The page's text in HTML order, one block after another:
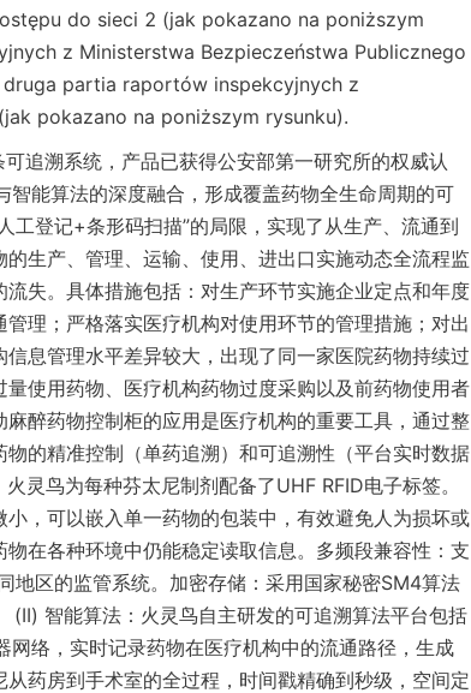
do sieci 2 (jak pokazano na poniższym
z Ministerstwa Bezpieczeństwa Publicznego
partia raportów inspekcyjnych z
pokazano na poniższym rysunku).
追溯系统，产品已获得公安部第一研究所的权威认
能算法的深度融合，形成覆盖药物全生命周期的可
工登记+条形码扫描”的局限，实现了从生产、流通到
生产、管理、运输、使用、进出口实施动态全流程监
失。具体措施包括：对生产环节实施企业定点和年度
理；严格落实医疗机构对使用环节的管理措施；对出
息管理水平差异较大，出现了同一家医院药物持续过
使用药物、医疗机构药物过度采购以及前药物使用者
醉药物控制柜的应用是医疗机构的重要工具，通过整
的精准控制（单药追溯）和可追溯性（平台实时数据
灵鸟为每种芬太尼制剂配备了UHF RFID电子标签。
，可以嵌入单一药物的包装中，有效避免人为损坏或
在各种环境中仍能稳定读取信息。多频段兼容性：支
区的监管系统。加密存储：采用国家秘密SM4算法
(II) 智能算法：火灵鸟自主研发的可追溯算法平台包括
络，实时记录药物在医疗机构中的流通路径，生成
药房到手术室的全过程，时间戳精确到秒级，空间定